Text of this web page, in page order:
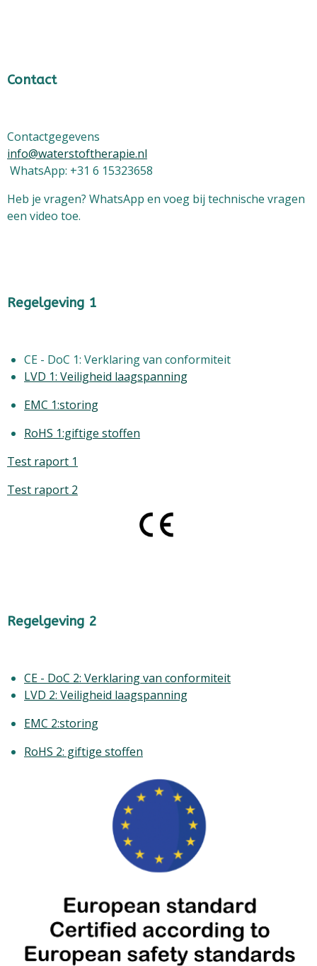
Contact
Contactgegevens
info@waterstoftherapie.nl
WhatsApp: +31 6 15323658
Heb je vragen? WhatsApp en voeg bij technische vragen
een video toe.
Regelgeving 1
CE - DoC 1: Verklaring van conformiteit
LVD 1: Veiligheid laagspanning
EMC 1:storing
RoHS 1:giftige stoffen
Test raport 1
Test raport 2
Regelgeving 2
CE - DoC 2: Verklaring van conformiteit
LVD 2: Veiligheid laagspanning
EMC 2:storing
RoHS 2: giftige stoffen